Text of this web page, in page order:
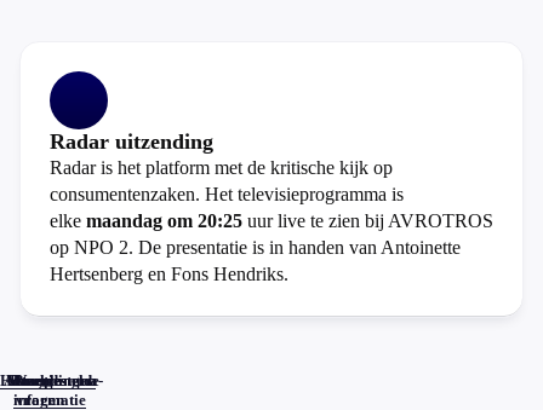
Radar uitzending
Radar is het platform met de kritische kijk op
consumentenzaken. Het televisieprogramma is
elke maandag om 20:25 uur live te zien bij AVROTROS
op NPO 2. De presentatie is in handen van Antoinette
Hertsenberg en Fons Hendriks.
Home
Actueel
Uitzendingen
Reacties
Programma-
informatie
Veelgestelde
vragen